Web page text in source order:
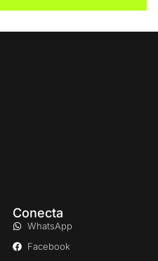
Conecta
WhatsApp
Facebook